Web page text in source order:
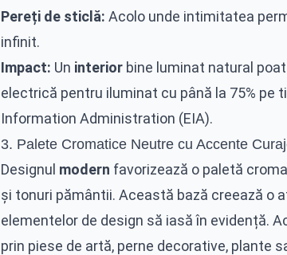
Pereți de sticlă: Acolo unde intimitatea
infinit.
Impact: Un interior bine luminat natural
electrică pentru iluminat cu până la 75% pe
Information Administration (EIA).
3. Palete Cromatice Neutre cu Accente
Designul modern favorizează o paletă
și tonuri pământii. Această bază creează
elementelor de design să iasă în evidență.
prin piese de artă, perne decorative, plante